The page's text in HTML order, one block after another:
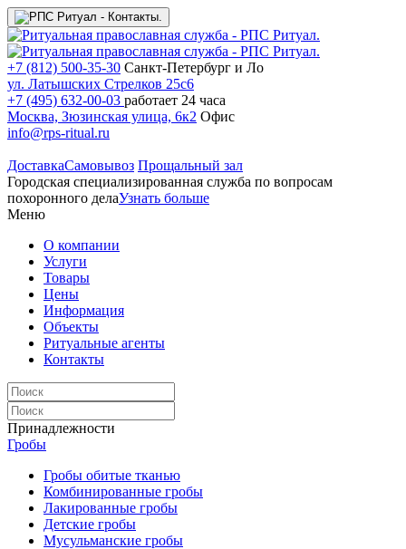
+7 (812) 500-35-30 Санкт-Петербург и Ло
ул. Латышских Стрелков 25с6
+7 (495) 632-00-03 работает 24 часа
Москва, Зюзинская улица, 6к2 Офис
info@rps-ritual.ru
ДоставкаСамовывоз Прощальный зал
Городская специализированная служба по вопросам
похоронного делаУзнать больше
Меню
О компании
Услуги
Товары
Цены
Информация
Объекты
Ритуальные агенты
Контакты
Принадлежности
Гробы
Гробы обитые тканью
Комбинированные гробы
Лакированные гробы
Детские гробы
Мусульманские гробы